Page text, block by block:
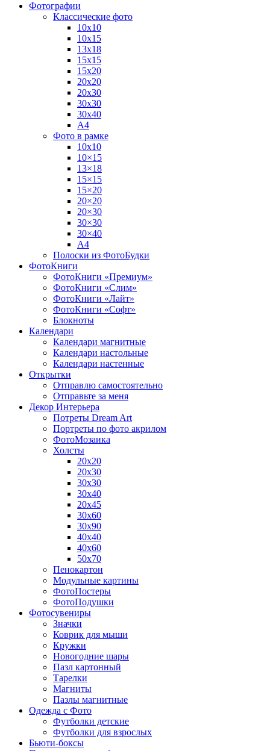
Фотографии
Классические фото
10х10
10х15
13х18
15х15
15х20
20х20
20х30
30х30
30х40
А4
Фото в рамке
10х10
10×15
13×18
15×15
15×20
20×20
20×30
30×30
30×40
A4
Полоски из ФотоБудки
ФотоКниги
ФотоКниги «Премиум»
ФотоКниги «Слим»
ФотоКниги «Лайт»
ФотоКниги «Софт»
Блокноты
Календари
Календари магнитные
Календари настольные
Календари настенные
Открытки
Отправлю самостоятельно
Отправьте за меня
Декор Интерьера
Потреты Dream Art
Портреты по фото акрилом
ФотоМозаика
Холсты
20х20
20х30
30х30
30х40
20х45
30х60
30х90
40х40
40х60
50х70
Пенокартон
Модульные картины
ФотоПостеры
ФотоПодушки
Фотоcувениры
Значки
Коврик для мыши
Кружки
Новогодние шары
Пазл картонный
Тарелки
Магниты
Пазлы магнитные
Одежда с Фото
Футболки детские
Футболки для взрослых
Бьюти-боксы